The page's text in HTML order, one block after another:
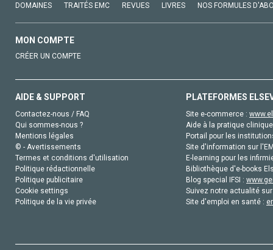
DOMAINES TRAITÉS EMC REVUES LIVRES NOS FORMULES
MON COMPTE
CRÉER UN COMPTE
AIDE & SUPPORT
Contactez-nous / FAQ
Qui sommes-nous ?
Mentions légales
© - Avertissements
Termes et conditions d'utilisation
Politique rédactionnelle
Politique publicitaire
Cookie settings
Politique de la vie privée
PLATEFORMES
Site e-commerce :
Aide à la pratique
Portail pour les
Site d'information sur
E-learning pour les
Bibliothèque d'e-books
Blog special IFSI :
Suivez notre actualité
Site d'emploi en santé :